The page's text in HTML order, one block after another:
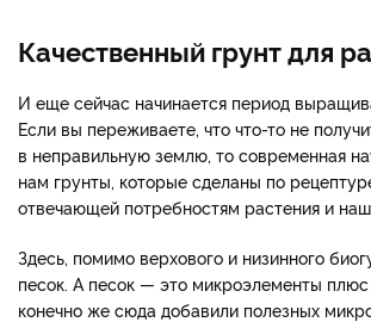
Качественный грунт для
И еще сейчас начинается период
Если вы переживаете, что что-то не
в неправильную землю, то современная
нам грунты, которые сделаны по
отвечающей потребностям растения и
Здесь, помимо верхового и низинного
песок. А песок — это микроэлементы
конечно же сюда добавили полезных